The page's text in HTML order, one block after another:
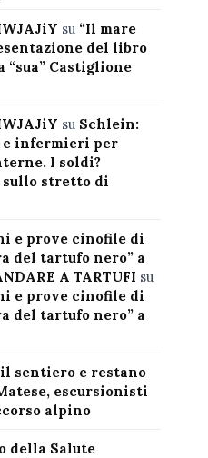
su “Il mare
del libro
Castiglione
su Schlein:
e infermieri per
I soldi?
stretto di
e prove cinofile di
del tartufo nero” a
A TARTUFI su
e prove cinofile di
del tartufo nero” a
sentiero e restano
escursionisti
alpino
della Salute